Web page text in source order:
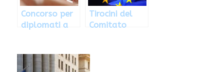
Concorso per
diplomati a
Tirocini del
Comitato
partecipare